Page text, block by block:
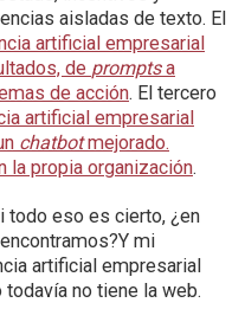
aisladas de texto. El
artificial empresarial
de promptsa
de acción. El tercero
artificial empresarial
chatbotmejorado.
la propia organización.
todo eso es cierto, ¿en
mi
artificial empresarial
no tiene la web.